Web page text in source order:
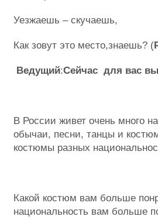
Уезжаешь – скучаешь,
Как зовут это место,знаешь? (
Ведущий:Сейчас для вас
В России живет очень много
обычаи, песни, танцы и
костюмы разных
Какой костюм вам больше
национальность вам больше